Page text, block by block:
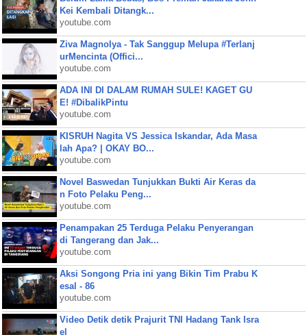
Kei Kembali Ditangk...
youtube.com
Ziva Magnolya - Tak Sanggup Melupa #Terlanj
urMencinta (Offici...
youtube.com
ADA INI DI DALAM RUMAH SULE! KAGET GU
E! #DibalikPintu
youtube.com
KISRUH Nagita VS Jessica Iskandar, Ada Masa
lah Apa? | OKAY BO...
youtube.com
Novel Baswedan Tunjukkan Bukti Air Keras da
n Foto Pelaku Peng...
youtube.com
Penampakan 25 Terduga Pelaku Penyerangan
di Tangerang dan Jak...
youtube.com
Aksi Songong Pria ini yang Bikin Tim Prabu K
esal - 86
youtube.com
Video Detik detik Prajurit TNI Hadang Tank Isra
el